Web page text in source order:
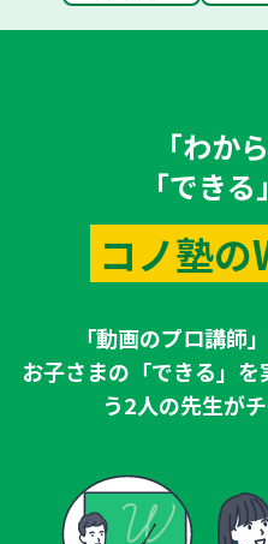
「わか
「でき
コノ塾の
「動画のプロ講師
お子さまの「できる」を
う2人の先生が